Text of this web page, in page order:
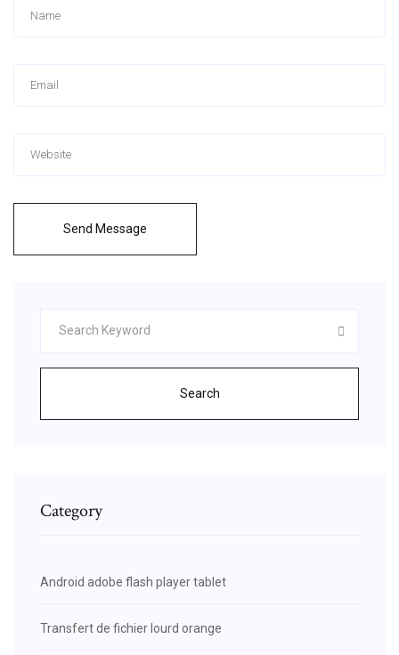
Send Message
Search
Category
Android adobe flash player tablet
Transfert de fichier lourd orange